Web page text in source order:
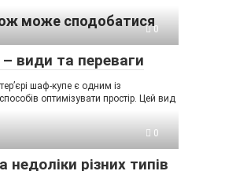
може сподобатися0
види та переваги
шаф-купе є одним із
оптимізувати простір. Цей вид
0
недоліки різних типів